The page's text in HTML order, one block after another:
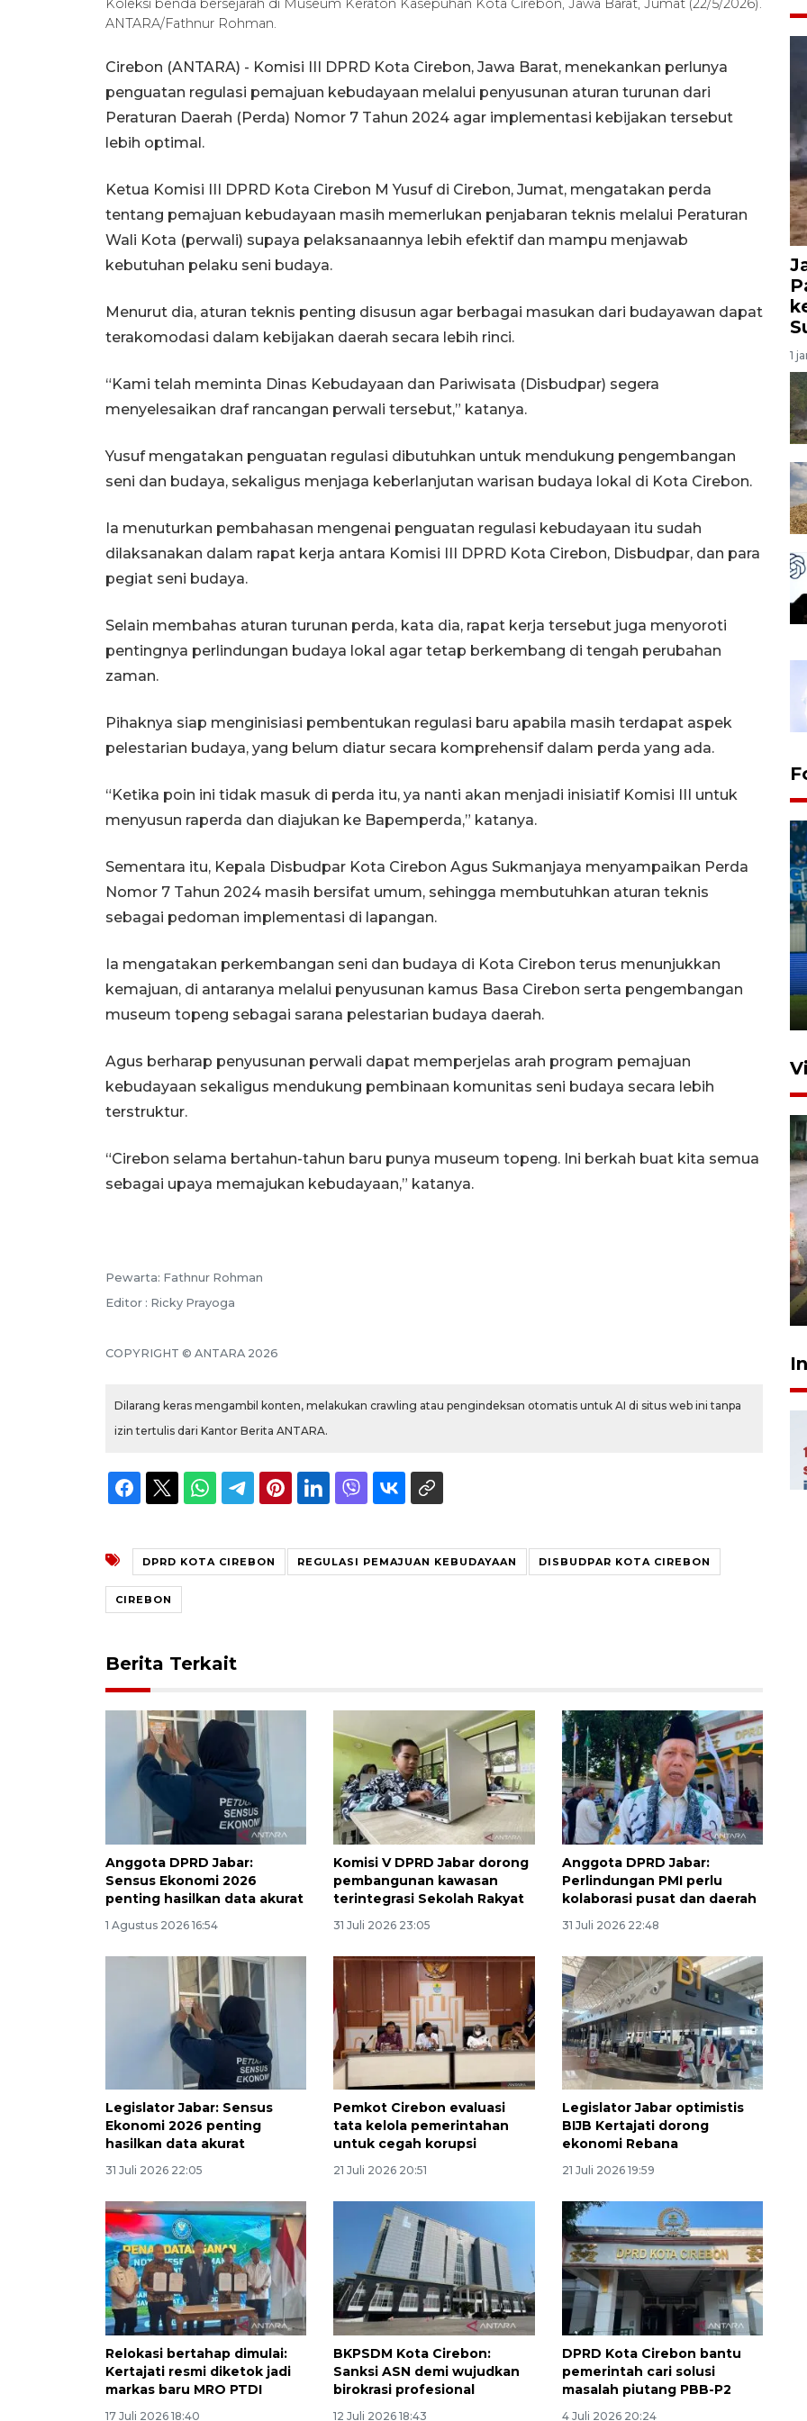
Koleksi benda bersejarah di Museum Keraton Kasepuhan Kota Cirebon, Jawa Barat, Jumat (22/5/2026).
ANTARA/Fathnur Rohman.
Cirebon (ANTARA) - Komisi III DPRD Kota Cirebon, Jawa Barat, menekankan perlunya
penguatan regulasi pemajuan kebudayaan melalui penyusunan aturan turunan dari
Peraturan Daerah (Perda) Nomor 7 Tahun 2024 agar implementasi kebijakan tersebut
lebih optimal.
Ketua Komisi III DPRD Kota Cirebon M Yusuf di Cirebon, Jumat, mengatakan perda
tentang pemajuan kebudayaan masih memerlukan penjabaran teknis melalui Peraturan
Wali Kota (perwali) supaya pelaksanaannya lebih efektif dan mampu menjawab
kebutuhan pelaku seni budaya.
Menurut dia, aturan teknis penting disusun agar berbagai masukan dari budayawan dapat
terakomodasi dalam kebijakan daerah secara lebih rinci.
“Kami telah meminta Dinas Kebudayaan dan Pariwisata (Disbudpar) segera
menyelesaikan draf rancangan perwali tersebut,” katanya.
Yusuf mengatakan penguatan regulasi dibutuhkan untuk mendukung pengembangan
seni dan budaya, sekaligus menjaga keberlanjutan warisan budaya lokal di Kota Cirebon.
Ia menuturkan pembahasan mengenai penguatan regulasi kebudayaan itu sudah
dilaksanakan dalam rapat kerja antara Komisi III DPRD Kota Cirebon, Disbudpar, dan para
pegiat seni budaya.
Selain membahas aturan turunan perda, kata dia, rapat kerja tersebut juga menyoroti
pentingnya perlindungan budaya lokal agar tetap berkembang di tengah perubahan
zaman.
Pihaknya siap menginisiasi pembentukan regulasi baru apabila masih terdapat aspek
pelestarian budaya, yang belum diatur secara komprehensif dalam perda yang ada.
“Ketika poin ini tidak masuk di perda itu, ya nanti akan menjadi inisiatif Komisi III untuk
menyusun raperda dan diajukan ke Bapemperda,” katanya.
Sementara itu, Kepala Disbudpar Kota Cirebon Agus Sukmanjaya menyampaikan Perda
Nomor 7 Tahun 2024 masih bersifat umum, sehingga membutuhkan aturan teknis
sebagai pedoman implementasi di lapangan.
Ia mengatakan perkembangan seni dan budaya di Kota Cirebon terus menunjukkan
kemajuan, di antaranya melalui penyusunan kamus Basa Cirebon serta pengembangan
museum topeng sebagai sarana pelestarian budaya daerah.
Agus berharap penyusunan perwali dapat memperjelas arah program pemajuan
kebudayaan sekaligus mendukung pembinaan komunitas seni budaya secara lebih
terstruktur.
“Cirebon selama bertahun-tahun baru punya museum topeng. Ini berkah buat kita semua
sebagai upaya memajukan kebudayaan,” katanya.
Pewarta: Fathnur Rohman
Editor : Ricky Prayoga
COPYRIGHT © ANTARA 2026
Dilarang keras mengambil konten, melakukan crawling atau pengindeksan otomatis untuk AI di situs web ini tanpa
izin tertulis dari Kantor Berita ANTARA.
DPRD KOTA CIREBON REGULASI PEMAJUAN KEBUDAYAAN DISBUDPAR KOTA CIREBON
CIREBON
Berita Terkait
Anggota DPRD Jabar:
Sensus Ekonomi 2026
penting hasilkan data akurat
1 Agustus 2026 16:54
Komisi V DPRD Jabar dorong
pembangunan kawasan
terintegrasi Sekolah Rakyat
31 Juli 2026 23:05
Anggota DPRD Jabar:
Perlindungan PMI perlu
kolaborasi pusat dan daerah
31 Juli 2026 22:48
Legislator Jabar: Sensus
Ekonomi 2026 penting
hasilkan data akurat
31 Juli 2026 22:05
Pemkot Cirebon evaluasi
tata kelola pemerintahan
untuk cegah korupsi
21 Juli 2026 20:51
Legislator Jabar optimistis
BIJB Kertajati dorong
ekonomi Rebana
21 Juli 2026 19:59
Relokasi bertahap dimulai:
Kertajati resmi diketok jadi
markas baru MRO PTDI
17 Juli 2026 18:40
BKPSDM Kota Cirebon:
Sanksi ASN demi wujudkan
birokrasi profesional
12 Juli 2026 18:43
DPRD Kota Cirebon bantu
pemerintah cari solusi
masalah piutang PBB-P2
4 Juli 2026 20:24
1
dan manajerial SPPI di
Balikpapan
31 Juli 2026 18:01
Ekonomi triwulan II-2026
2026-08-06 18:45:00